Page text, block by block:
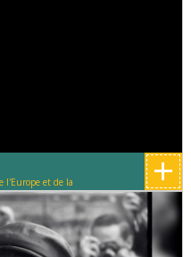
l'Europe et de la
+